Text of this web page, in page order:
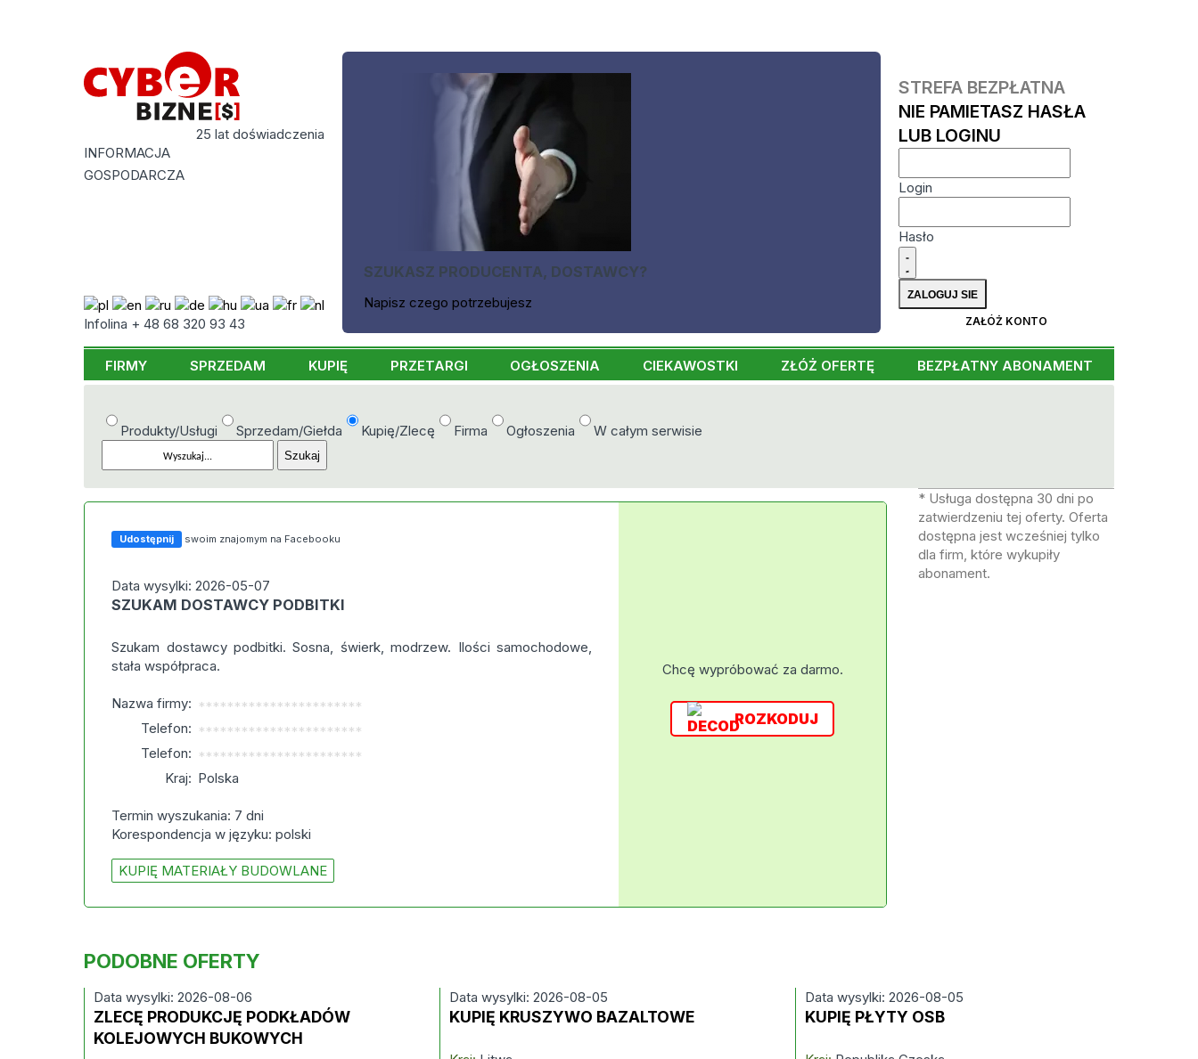
25 lat doświadczenia
INFORMACJA
GOSPODARCZA
Infolina + 48 68 320 93 43
SZUKASZ PRODUCENTA, DOSTAWCY?
Napisz czego potrzebujesz
STREFA BEZPŁATNA
NIE PAMIETASZ HASŁA
LUB LOGINU
Login
Hasło
ZAŁÓŻ KONTO
FIRMY SPRZEDAM KUPIĘ PRZETARGI OGŁOSZENIA CIEKAWOSTKI ZŁÓŻ OFERTĘ BEZPŁATNY ABONAMENT
Produkty/Usługi Sprzedam/Giełda Kupię/Zlecę Firma Ogłoszenia W całym serwisie
Udostępnij swoim znajomym na Facebooku
Data wysylki: 2026-05-07
SZUKAM DOSTAWCY PODBITKI
Szukam dostawcy podbitki. Sosna, świerk, modrzew. Ilości samochodowe,
stała współpraca.
Nazwa firmy: ***********************
Telefon: ***********************
Telefon: ***********************
Kraj: Polska
Termin wyszukania: 7 dni
Korespondencja w języku: polski
KUPIĘ MATERIAŁY BUDOWLANE
Chcę wypróbować za darmo.
ROZKODUJ
* Usługa dostępna 30 dni po
zatwierdzeniu tej oferty. Oferta
dostępna jest wcześniej tylko
dla firm, które wykupiły
abonament.
PODOBNE OFERTY
Data wysylki: 2026-08-06
ZLECĘ PRODUKCJĘ PODKŁADÓW
KOLEJOWYCH BUKOWYCH
Data wysylki: 2026-08-05
KUPIĘ KRUSZYWO BAZALTOWE
Data wysylki: 2026-08-05
KUPIĘ PŁYTY OSB